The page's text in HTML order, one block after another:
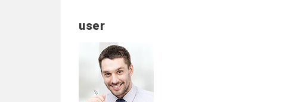
user